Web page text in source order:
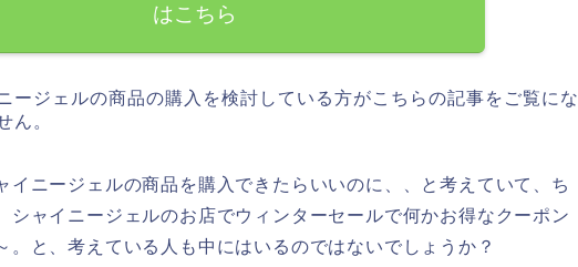
はこちら
ージェルの商品の購入を検討している方がこちらの記事をご覧にな
ん。
イニージェルの商品を購入できたらいいのに、、と考えていて、ち
シャイニージェルのお店でウィンターセールで何かお得なクーポン
。と、考えている人も中にはいるのではないでしょうか？